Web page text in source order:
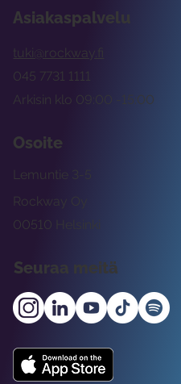
Asiakaspalvelu
tuki@rockway.fi
Arkisin klo 09:00 -15:00
045 7731 1111
Osoite
Rockway Oy
Lemuntie 3-5
00510 Helsinki
Seuraa meitä